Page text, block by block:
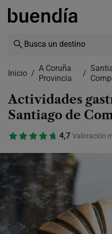
Skip
content
Inicio
A Coruña
Provincia
Actividades
Santiago de
4,7 Valoración